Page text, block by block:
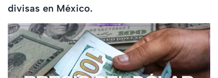
divisas en México.